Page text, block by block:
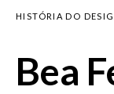
HISTÓRIA DO
Bea